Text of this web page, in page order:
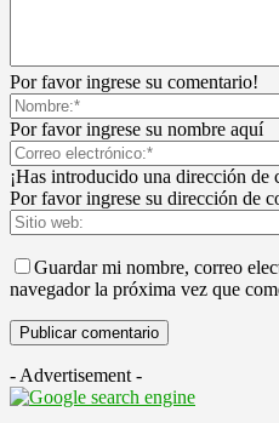
Por favor ingrese su comentario!
Por favor ingrese su nombre aquí
¡Has introducido una dirección de
Por favor ingrese su dirección de
Guardar mi nombre, correo
navegador la próxima vez que
- Advertisement -